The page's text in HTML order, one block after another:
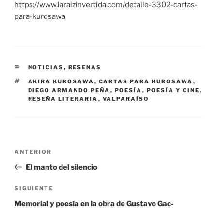
https://www.laraizinvertida.com/detalle-3302-cartas-
para-kurosawa
CATEGORÍAS
NOTICIAS , RESEÑAS
ETIQUETAS
AKIRA KUROSAWA , CARTAS PARA KUROSAWA ,
DIEGO ARMANDO PEÑA , POESÍA , POESÍA Y CINE ,
RESEÑA LITERARIA , VALPARAÍSO
entradas
Entrada
anterior:
ANTERIOR
El manto del silencio
Siguiente
entrada
SIGUIENTE
Memorial y poesía en la obra de Gustavo Gac-